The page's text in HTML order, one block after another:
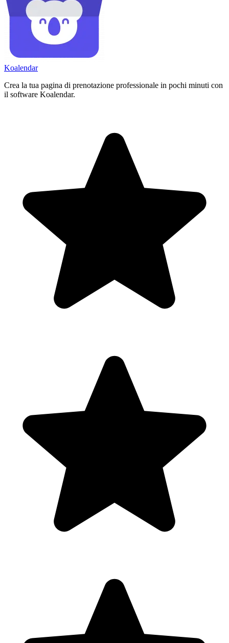
Koalendar
Crea la tua pagina di prenotazione professionale in pochi minuti con
il software Koalendar.